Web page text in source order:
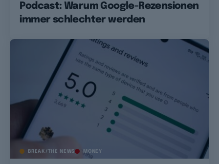
Podcast: Warum Google-Rezensionen
immer schlechter werden
BREAK/THE NEWS MONEY